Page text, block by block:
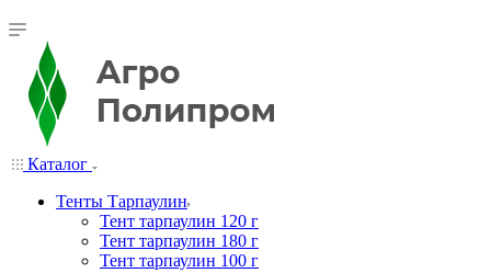
Каталог
Тенты Тарпаулин
Тент тарпаулин 120 г
Тент тарпаулин 180 г
Тент тарпаулин 100 г